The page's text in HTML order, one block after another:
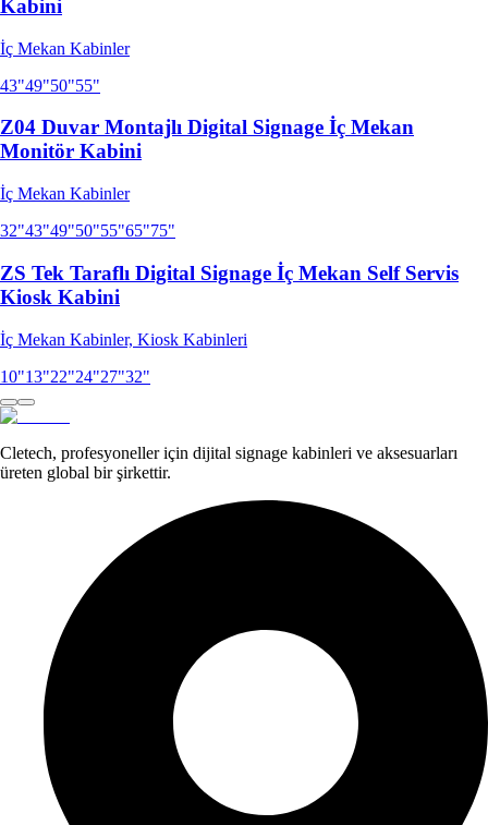
Kabini
İç Mekan Kabinler
43"49"50"55"
Z04 Duvar Montajlı Digital Signage İç Mekan
Monitör Kabini
İç Mekan Kabinler
32"43"49"50"55"65"75"
ZS Tek Taraflı Digital Signage İç Mekan Self Servis
Kiosk Kabini
İç Mekan Kabinler, Kiosk Kabinleri
10"13"22"24"27"32"
Cletech, profesyoneller için dijital signage kabinleri ve aksesuarları
üreten global bir şirkettir.